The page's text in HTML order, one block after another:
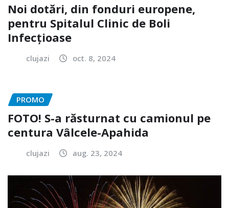
Noi dotări, din fonduri europene,
pentru Spitalul Clinic de Boli
Infecțioase
clujazi oct. 8, 2024
PROMO
FOTO! S-a răsturnat cu camionul pe
centura Vâlcele-Apahida
clujazi aug. 23, 2024